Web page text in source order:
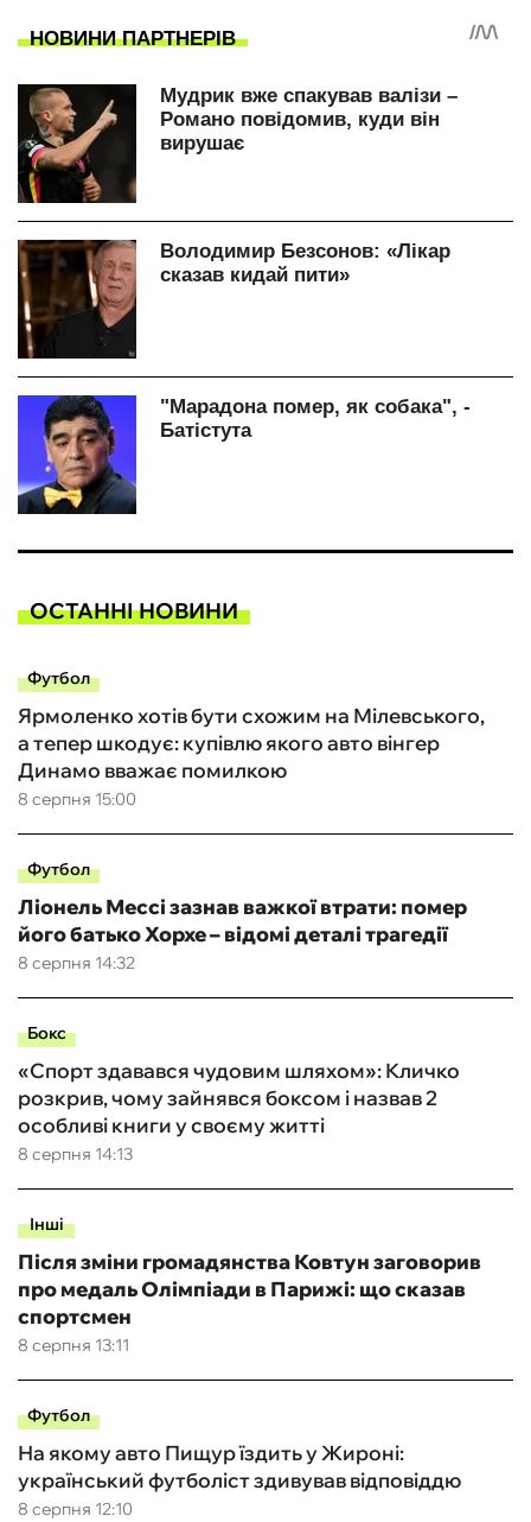
ОСТАННІ НОВИНИ
Футбол
8 серпня 15:00
Ярмоленко хотів бути схожим на Мілевського,
а тепер шкодує: купівлю якого авто вінгер
Динамо вважає помилкою
Футбол
8 серпня 14:32
Ліонель Мессі зазнав важкої втрати: помер
його батько Хорхе – відомі деталі трагедії
Бокс
8 серпня 14:13
«Спорт здавався чудовим шляхом»: Кличко
розкрив, чому зайнявся боксом і назвав 2
особливі книги у своєму житті
Інші
8 серпня 13:11
Після зміни громадянства Ковтун заговорив
про медаль Олімпіади в Парижі: що сказав
спортсмен
Футбол
8 серпня 12:10
На якому авто Пищур їздить у Жироні:
український футболіст здивував відповіддю